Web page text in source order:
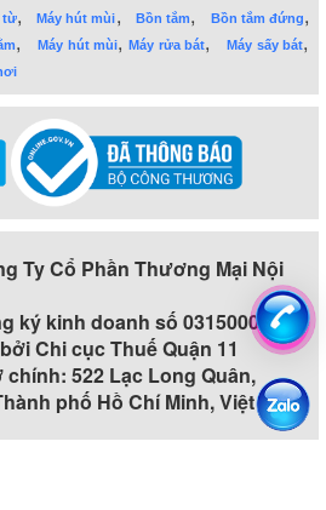
từ,Máy hút mùi, Bồn tắm, Bồn tắm đứng,
,Máy hút mùi,Máy rửa bát,Máy sấy bát,
ký kinh doanh số 0315000860
Chi cục Thuế Quận 11
522 Lạc Long Quân,
phố Hồ Chí Minh, Việt Nam